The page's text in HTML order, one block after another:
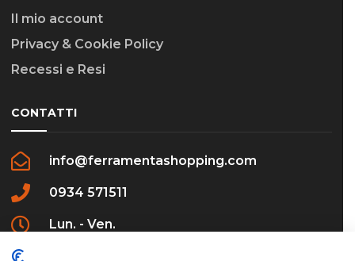
Il mio account
Privacy & Cookie Policy
Recessi e Resi
CONTATTI
info@ferramentashopping.com
0934 571511
Lun. - Ven.